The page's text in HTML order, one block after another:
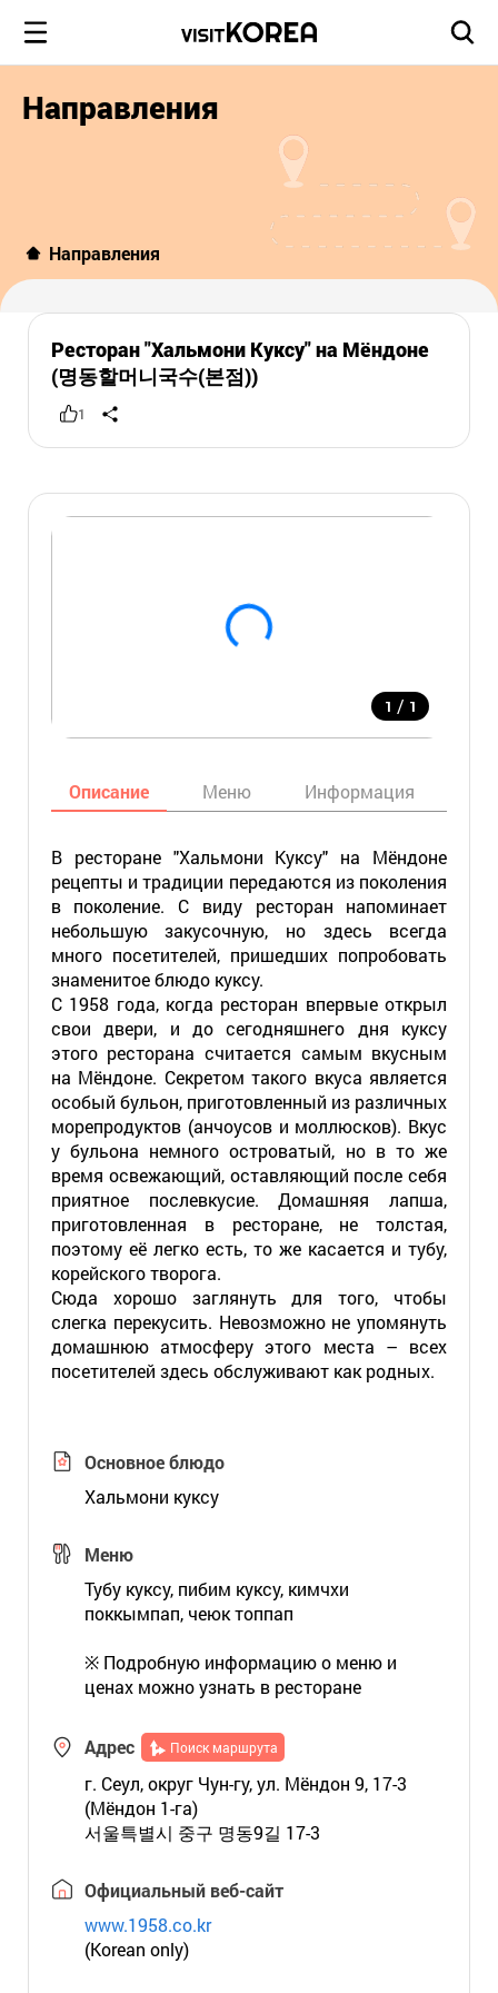
Направления
Направления
Ресторан "Хальмони Куксу" на Мёндоне
(명동할머니국수(본점))
1
1 / 1
Описание Меню Информация
В ресторане "Хальмони Куксу" на Мёндоне
рецепты и традиции передаются из поколения
в поколение. С виду ресторан напоминает
небольшую закусочную, но здесь всегда
много посетителей, пришедших попробовать
знаменитое блюдо куксу.
С 1958 года, когда ресторан впервые открыл
свои двери, и до сегодняшнего дня куксу
этого ресторана считается самым вкусным
на Мёндоне. Секретом такого вкуса является
особый бульон, приготовленный из различных
морепродуктов (анчоусов и моллюсков). Вкус
у бульона немного островатый, но в то же
время освежающий, оставляющий после себя
приятное послевкусие. Домашняя лапша,
приготовленная в ресторане, не толстая,
поэтому её легко есть, то же касается и тубу,
корейского творога.
Сюда хорошо заглянуть для того, чтобы
слегка перекусить. Невозможно не упомянуть
домашнюю атмосферу этого места – всех
посетителей здесь обслуживают как родных.
Основное блюдо
Хальмони куксу
Меню
Тубу куксу, пибим куксу, кимчхи
поккымпап, чеюк топпап
※ Подробную информацию о меню и
ценах можно узнать в ресторане
Адрес Поиск маршрута
г. Сеул, округ Чун-гу, ул. Мёндон 9, 17-3
(Мёндон 1-га)
서울특별시 중구 명동9길 17-3
Официальный веб-сайт
www.1958.co.kr
(Korean only)